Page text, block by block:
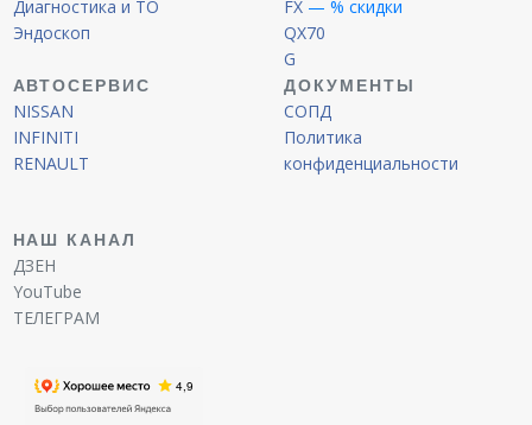
Диагностика и ТО
Эндоскоп
FX — % скидки
QX70
G
АВТОСЕРВИС
NISSAN
INFINITI
RENAULT
ДОКУМЕНТЫ
СОПД
Политика
конфиденциальности
НАШ КАНАЛ
ДЗЕН
YouTube
ТЕЛЕГРАМ